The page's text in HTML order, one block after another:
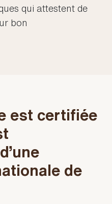
qui attestent de
bon
est certifiée
de